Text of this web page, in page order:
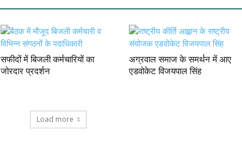
सफीदों में बिजली कर्मचारियों का
जोरदार प्रदर्शन
अग्रवाल समाज के समर्थन में आए
एडवोकेट विजयपाल सिंह
Load more